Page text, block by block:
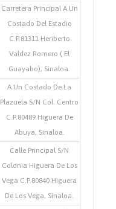
Carretera Principal A Un
Costado Del Estadio
C.P.81311 Heriberto
Valdez Romero ( El
Guayabo), Sinaloa.
A Un Costado De La
Plazuela S/N Col. Centro
C.P.80489 Higuera De
Abuya, Sinaloa.
Calle Principal S/N
Colonia Higuera De Los
Vega C.P.80840 Higuera
De Los Vega, Sinaloa.